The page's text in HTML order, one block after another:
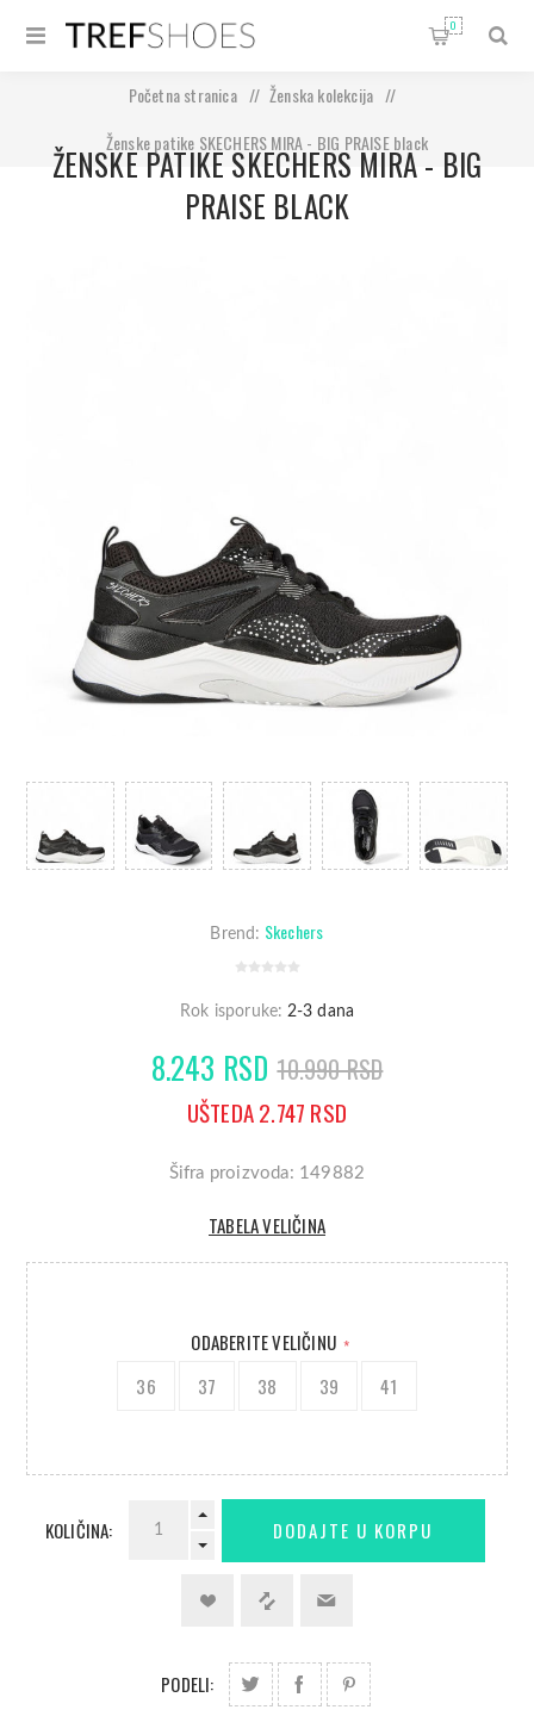
0
Početna stranica / Ženska kolekcija
/
Ženske patike SKECHERS MIRA - BIG PRAISE black
ŽENSKE PATIKE SKECHERS MIRA - BIG
PRAISE BLACK
Brend: Skechers
Rok isporuke: 2-3 dana
8.243 RSD 10.990 RSD
UŠTEDA 2.747 RSD
Šifra proizvoda: 149882
TABELA VELIČINA
ODABERITE VELIČINU *
36 37 38 39 41
KOLIČINA:
PODELI: